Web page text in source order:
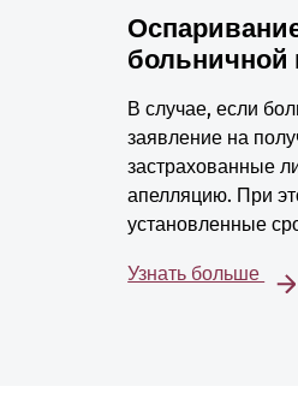
больничной
В случае, если
заявление на
застрахованные
апелляцию. При
установленные
Узнать больше